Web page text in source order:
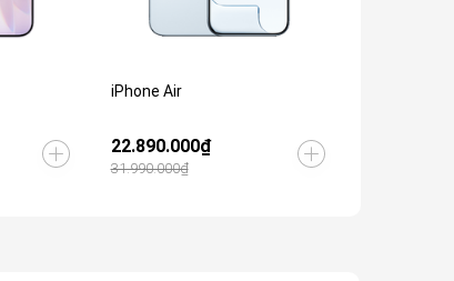
iPhone Air
22.890.000₫
31.990.000₫